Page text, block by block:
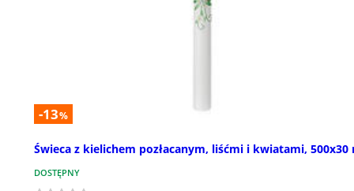
-13%
Świeca z kielichem pozłacanym, liśćmi i kwiatami, 500x30
DOSTĘPNY